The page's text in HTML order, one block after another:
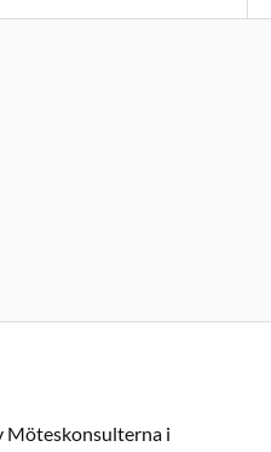
Möteskonsulterna i